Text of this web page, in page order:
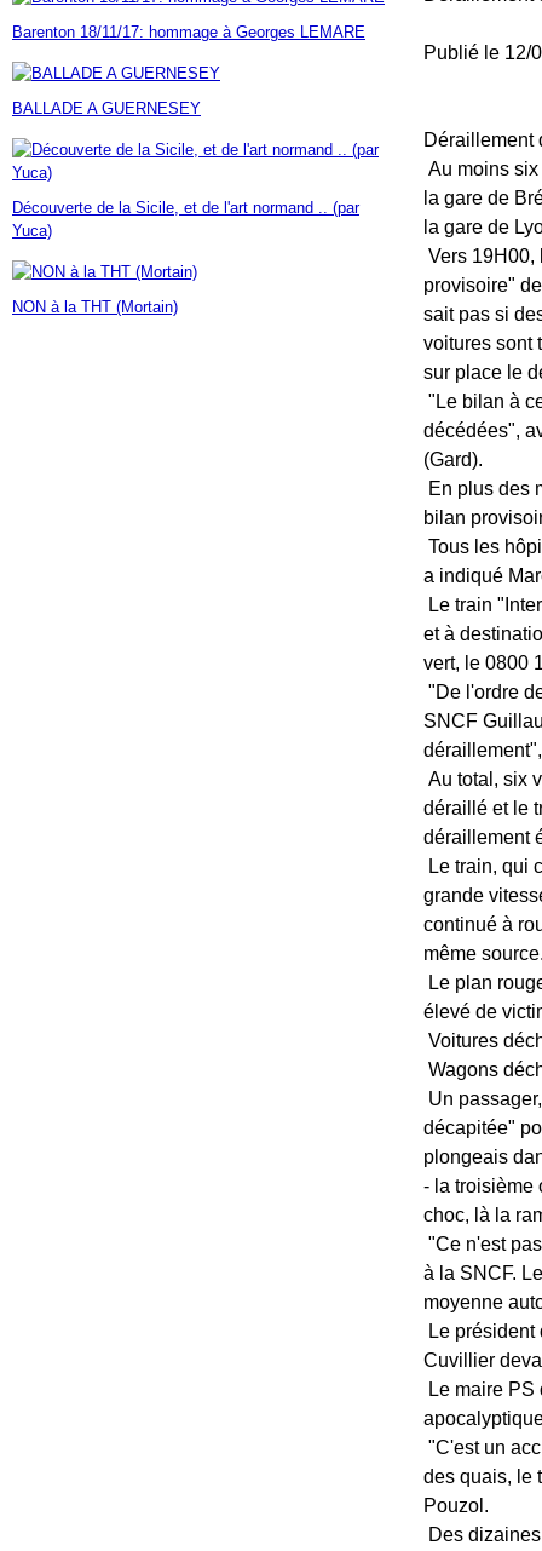
Janvier(7)
Février(9)
Janvier(18)
Mars(60)
Février(24)
Janvier(23)
Avril(14)
Mars (17)
Février(46)
Janvier (35)
Barenton 18/11/17: hommage à Georges LEMARE
BALLADE A GUERNESEY
Découverte de la Sicile, et de l'art normand .. (par
Yuca)
NON à la THT (Mortain)
Publié le 12/
Déraillement
Au moins
la gare de
la gare de
Vers 19H00,
provisoire"
sait pas si
voitures sont
sur place le
"Le bilan à
décédées",
(Gard).
En plus des
bilan
Tous les
a indiqué
Le train
et à
vert, le 0800
"De l'ordre
SNCF
Au total, six
déraillé et le
déraillement
Le train, qui
grande
continué à
même source.
Le plan
élevé de
Voitures
Wagons
Un
décapitée"
plongeais
- la troisième
choc, là la
"Ce n'est
à la SNCF.
moyenne
Le
Cuvillier
Le maire
"C'est un
des quais, le
Pouzol.
Des